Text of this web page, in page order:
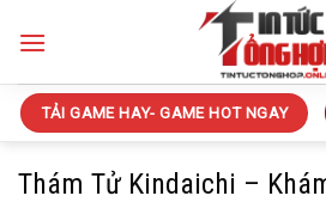
qua
dung TẢI GAME HAY- GAME HOT NGAY
Thám Tử Kindaichi –